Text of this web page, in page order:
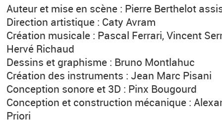
Auteur et mise en scène : Pierre Berthelot
Direction artistique : Caty Avram
Création musicale : Pascal Ferrari, Vincent
Hervé Richaud
Dessins et graphisme : Bruno Montlahuc
Création des instruments : Jean Marc Pisani
Conception sonore et 3D : Pinx Bougourd
Conception et construction mécanique :
Priori